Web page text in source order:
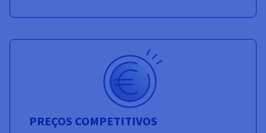
PREÇOS COMPETITIVOS